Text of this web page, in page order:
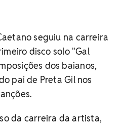
seguiu na carreira
disco solo "Gal
dos baianos,
pai de Preta Gil nos
da carreira da artista,